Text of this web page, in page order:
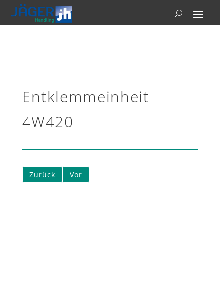
Entklemmeinheit
4W420
Zurück Vor